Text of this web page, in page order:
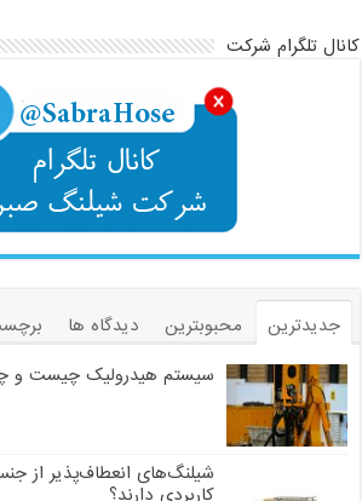
کانال تلگرام شرکت
جدیدترین محبوبترین دیدگاه ها
سیستم هیدرولیک چیست و
شیلنگ‌های انعطاف‌پذیر از
کاربردی دارند؟